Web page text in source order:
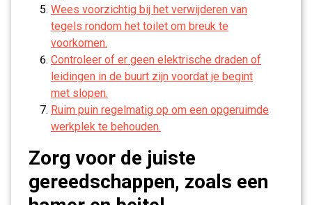
Wees voorzichtig bij het verwijderen van
tegels rondom het toilet om breuk te
voorkomen.
Controleer of er geen elektrische draden of
leidingen in de buurt zijn voordat je begint
met slopen.
Ruim puin regelmatig op om een opgeruimde
werkplek te behouden.
Zorg voor de juiste
gereedschappen, zoals een